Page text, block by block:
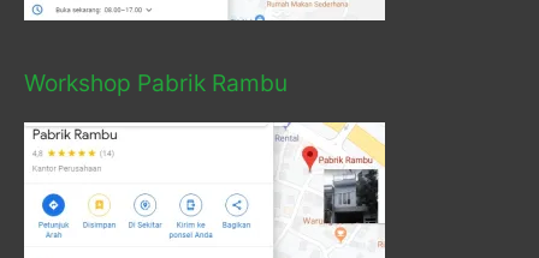
Workshop Pabrik Rambu